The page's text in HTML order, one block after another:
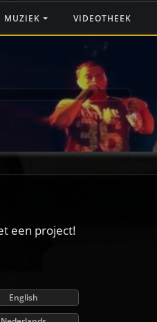
MUZIEK VIDEOTHEEK
een project!
English